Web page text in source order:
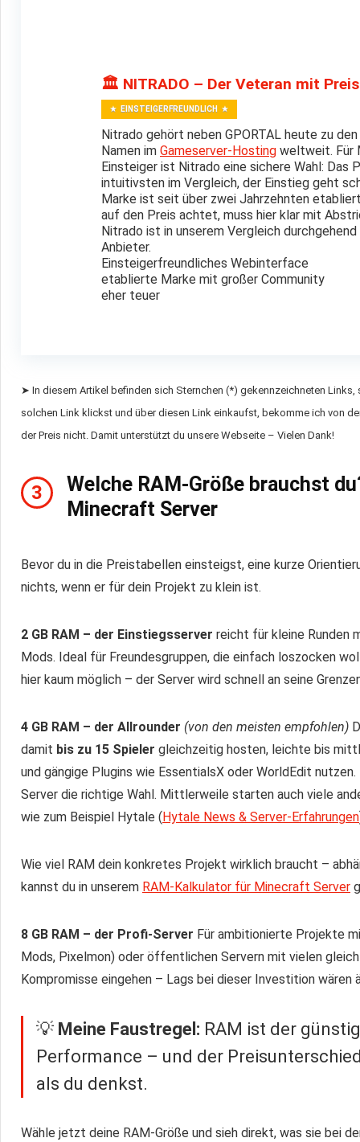
🏛️ NITRADO – Der Veteran mit
EINSTEIGERFREUNDLICH
Nitrado gehört neben GPORTAL heute zu
Namen im Gameserver-Hosting weltweit. Für
Einsteiger ist Nitrado eine sichere Wahl: Das
intuitivsten im Vergleich, der Einstieg geht
Marke ist seit über zwei Jahrzehnten
auf den Preis achtet, muss hier klar mit
Nitrado ist in unserem Vergleich
Anbieter.
Einsteigerfreundliches Webinterface
etablierte Marke mit großer Community
eher teuer
➤ In diesem Artikel befinden sich Sternchen (*) gekennzeichneten
solchen Link klickst und über diesen Link einkaufst, bekomme ich von
der Preis nicht. Damit unterstützt du unsere Webseite – Vielen Dank!
3
Welche RAM-Größe brauchst
Minecraft Server
Bevor du in die Preistabellen einsteigst, eine kurze
nichts, wenn er für dein Projekt zu klein ist.
2 GB RAM – der Einstiegsserver reicht für kleine Runden
Mods. Ideal für Freundesgruppen, die einfach loszocken
hier kaum möglich – der Server wird schnell an seine
4 GB RAM – der Allrounder (von den meisten empfohlen)
damit bis zu 15 Spieler gleichzeitig hosten, leichte bis
und gängige Plugins wie EssentialsX oder WorldEdit
Server die richtige Wahl. Mittlerweile starten auch viele
wie zum Beispiel Hytale (Hytale News & Server-Erfahrungen
Wie viel RAM dein konkretes Projekt wirklich braucht –
kannst du in unserem RAM-Kalkulator für Minecraft Server
8 GB RAM – der Profi-Server Für ambitionierte Projekte
Mods, Pixelmon) oder öffentlichen Servern mit vielen
Kompromisse eingehen – Lags bei dieser Investition wären
💡 Meine Faustregel: RAM ist der
Performance – und der
als du denkst.
Wähle jetzt deine RAM-Größe und sieh direkt, was sie bei